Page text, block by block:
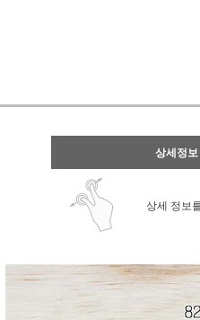
상세정
상세 정보